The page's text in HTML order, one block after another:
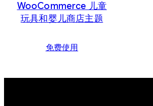
WooCommerce 儿童
玩具和婴儿商店主题
免费使用